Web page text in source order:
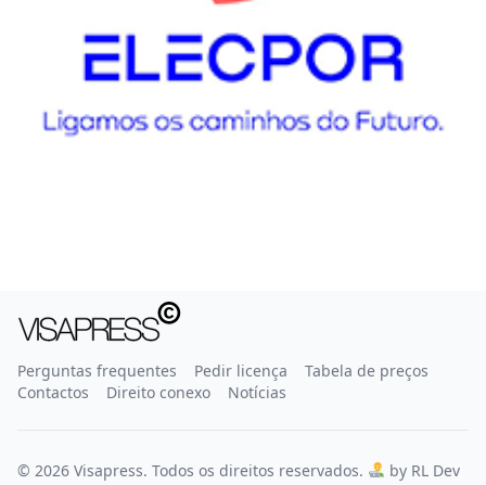
Perguntas frequentes Pedir licença
Tabela de preços
Contactos
Direito conexo Notícias
© 2026 Visapress. Todos os direitos reservados. by RL Dev